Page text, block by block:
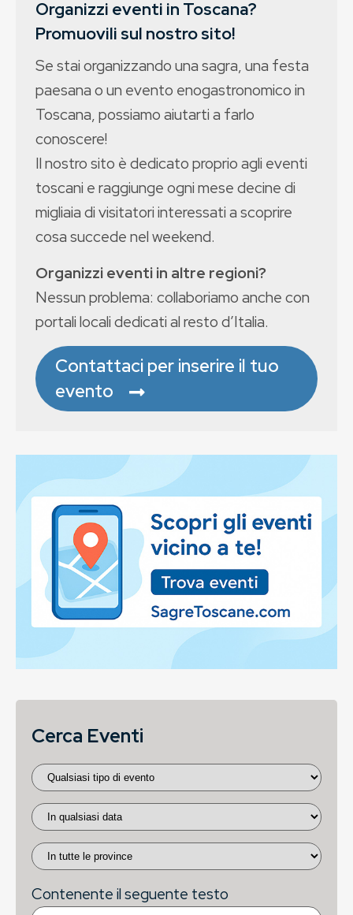
Organizzi eventi in Toscana?
Promuovili sul nostro sito!
Se stai organizzando una sagra, una festa
paesana o un evento enogastronomico in
Toscana, possiamo aiutarti a farlo
conoscere!
Il nostro sito è dedicato proprio agli eventi
toscani e raggiunge ogni mese decine di
migliaia di visitatori interessati a scoprire
cosa succede nel weekend.
Organizzi eventi in altre regioni?
Nessun problema: collaboriamo anche con
portali locali dedicati al resto d’Italia.
Contattaci per inserire il tuo
evento
Cerca Eventi
Contenente il seguente testo